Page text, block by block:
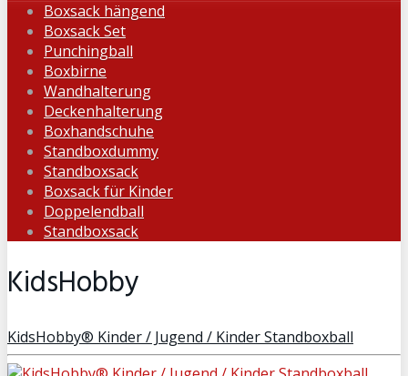
Boxsack hängend
Boxsack Set
Punchingball
Boxbirne
Wandhalterung
Deckenhalterung
Boxhandschuhe
Standboxdummy
Standboxsack
Boxsack für Kinder
Doppelendball
Standboxsack
KidsHobby
KidsHobby® Kinder / Jugend / Kinder Standboxball